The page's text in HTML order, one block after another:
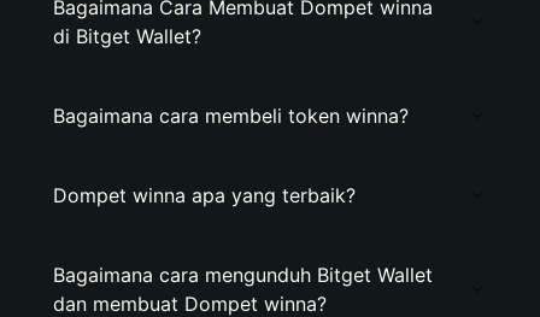
Bagaimana Cara Membuat Dompet winna
di Bitget Wallet?
Bagaimana cara membeli token winna?
Dompet winna apa yang terbaik?
Bagaimana cara mengunduh Bitget Wallet
dan membuat Dompet winna?